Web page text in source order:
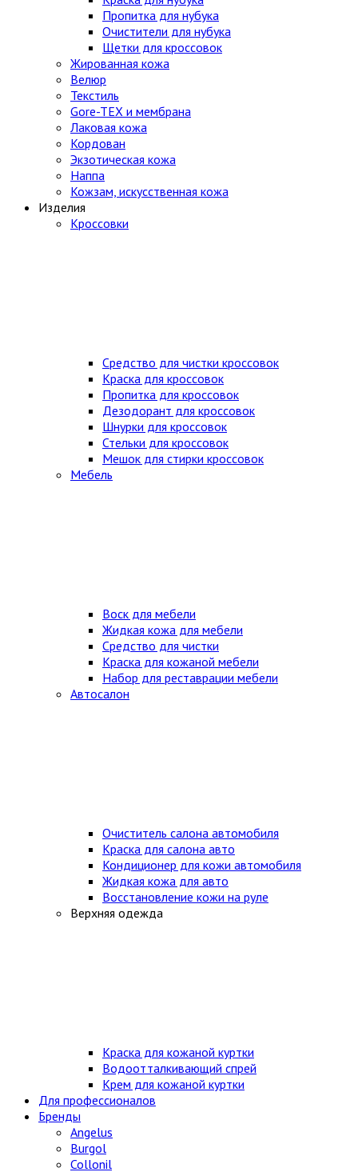
Пропитка для нубука
Очистители для нубука
Щетки для кроссовок
Жированная кожа
Велюр
Текстиль
Gore-TEX и мембрана
Лаковая кожа
Кордован
Экзотическая кожа
Наппа
Кожзам, искусственная кожа
Изделия
Кроссовки
Средство для чистки кроссовок
Краска для кроссовок
Пропитка для кроссовок
Дезодорант для кроссовок
Шнурки для кроссовок
Стельки для кроссовок
Мешок для стирки кроссовок
Мебель
Воск для мебели
Жидкая кожа для мебели
Средство для чистки
Краска для кожаной мебели
Набор для реставрации мебели
Автосалон
Очиститель салона автомобиля
Краска для салона авто
Кондиционер для кожи автомобиля
Жидкая кожа для авто
Восстановление кожи на руле
Верхняя одежда
Краска для кожаной куртки
Водоотталкивающий спрей
Крем для кожаной куртки
Для профессионалов
Бренды
Angelus
Burgol
Collonil